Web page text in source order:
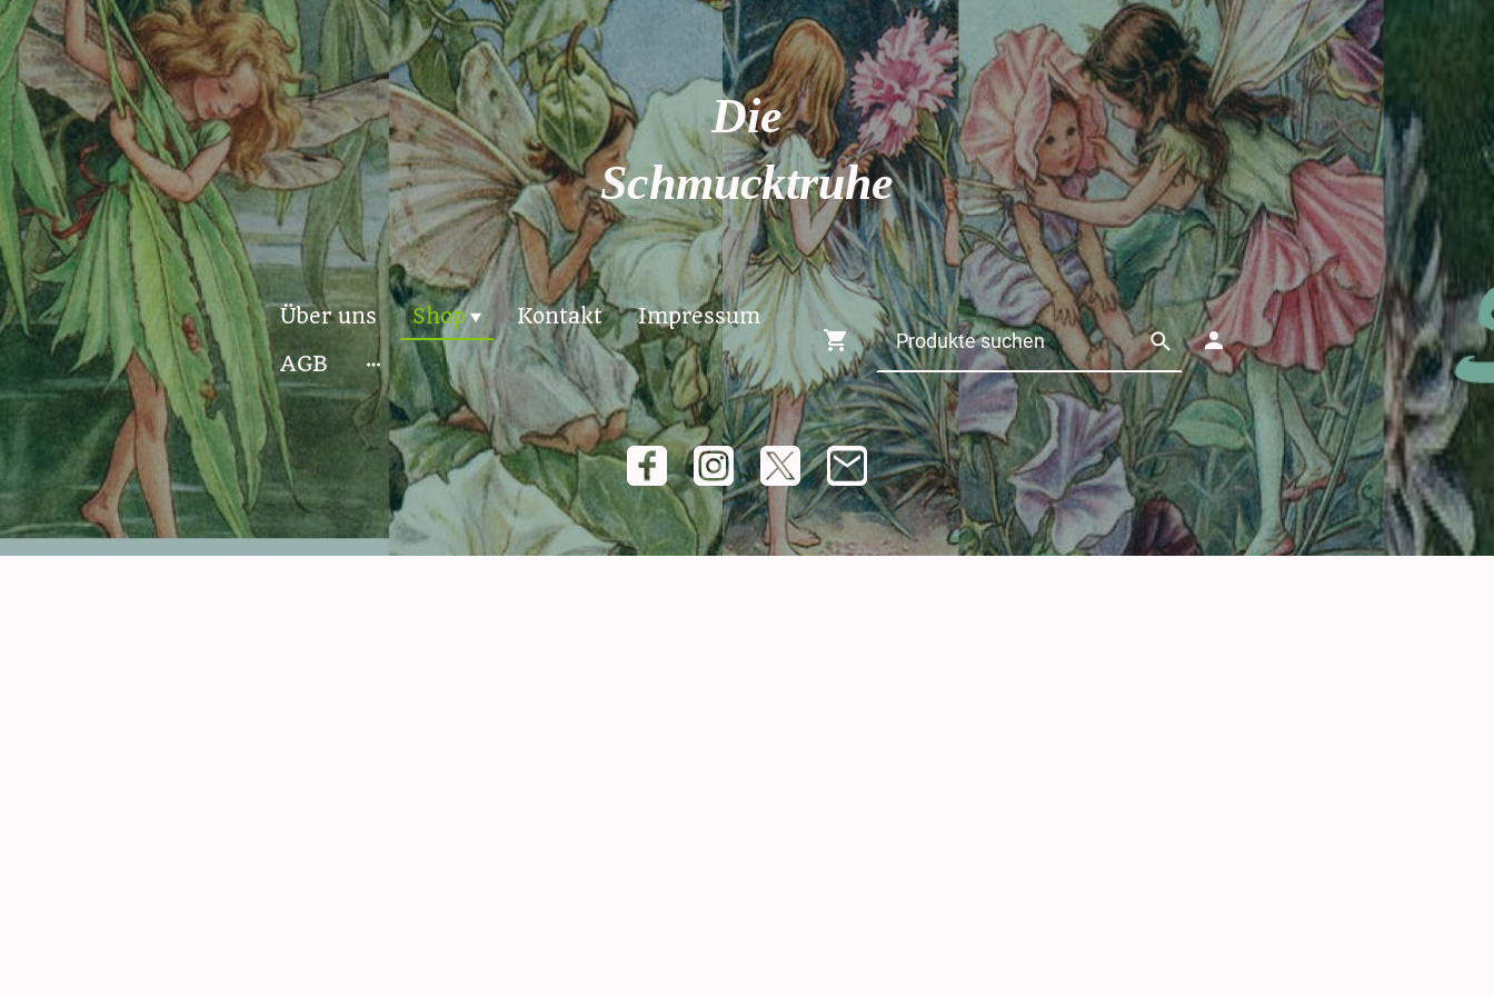
Die
Schmucktruhe
Über uns Shop Kontakt
Impressum
AGB